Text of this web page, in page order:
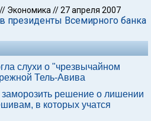
// Экономика //27 апреля 2007
президенты Всемирного банка
слухи о "чрезвычайном
Тель-Авива
решение о лишении
в которых учатся